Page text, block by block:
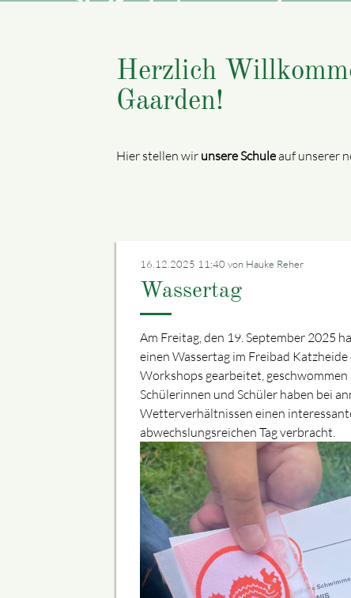
Herzlich
Gaarden!
Hier stellen wir unsere Schuleauf unserer
16.12.2025 11:40 von Hauke Reher
Wassertag
Am Freitag, den 19. September 2025
einen Wassertag im Freibad
Workshops gearbeitet,
Schülerinnen und Schüler haben bei
Wetterverhältnissen einen
abwechslungsreichen Tag verbracht.